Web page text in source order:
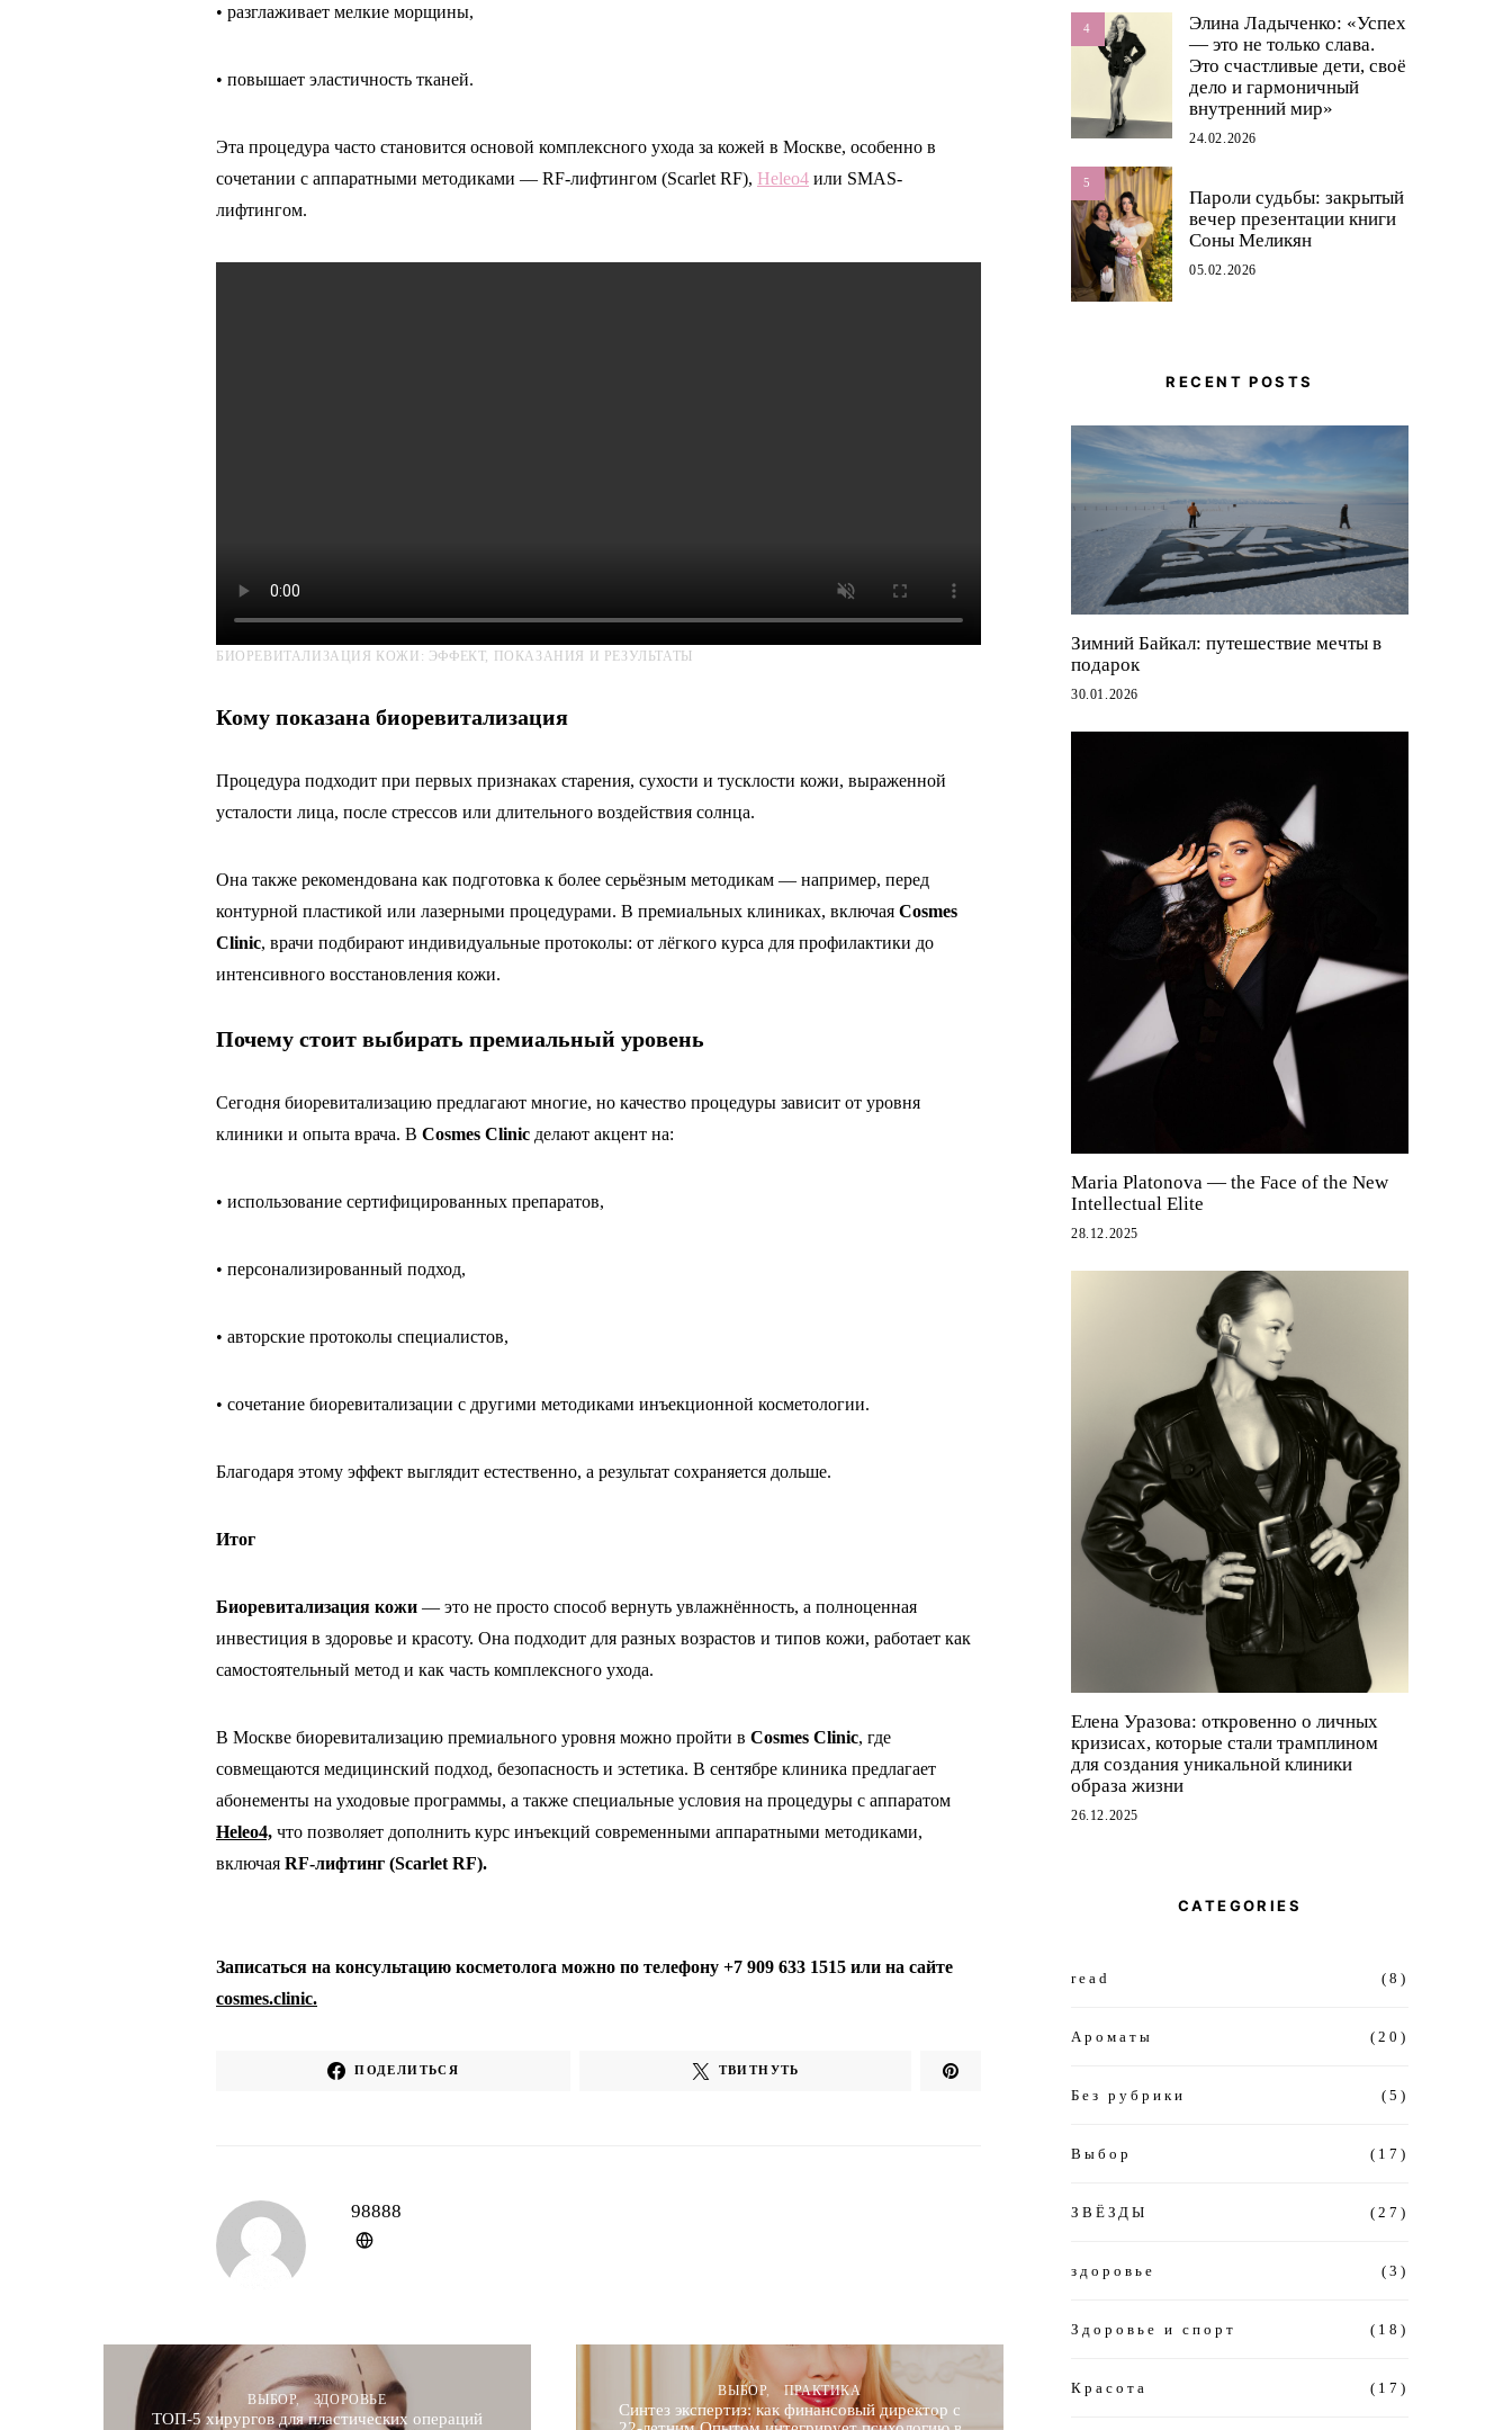
• разглаживает мелкие морщины,
• повышает эластичность тканей.
Эта процедура часто становится основой комплексного ухода за кожей в Москве, особенно в
сочетании с аппаратными методиками — RF-лифтингом (Scarlet RF), Heleo4 или SMAS-
лифтингом.
БИОРЕВИТАЛИЗАЦИЯ КОЖИ: ЭФФЕКТ, ПОКАЗАНИЯ И РЕЗУЛЬТАТЫ
Кому показана биоревитализация
Процедура подходит при первых признаках старения, сухости и тусклости кожи, выраженной
усталости лица, после стрессов или длительного воздействия солнца.
Она также рекомендована как подготовка к более серьёзным методикам — например, перед
контурной пластикой или лазерными процедурами. В премиальных клиниках, включая Cosmes
Clinic, врачи подбирают индивидуальные протоколы: от лёгкого курса для профилактики до
интенсивного восстановления кожи.
Почему стоит выбирать премиальный уровень
Сегодня биоревитализацию предлагают многие, но качество процедуры зависит от уровня
клиники и опыта врача. В Cosmes Clinic делают акцент на:
• использование сертифицированных препаратов,
• персонализированный подход,
• авторские протоколы специалистов,
• сочетание биоревитализации с другими методиками инъекционной косметологии.
Благодаря этому эффект выглядит естественно, а результат сохраняется дольше.
Итог
Биоревитализация кожи — это не просто способ вернуть увлажнённость, а полноценная
инвестиция в здоровье и красоту. Она подходит для разных возрастов и типов кожи, работает как
самостоятельный метод и как часть комплексного ухода.
В Москве биоревитализацию премиального уровня можно пройти в Cosmes Clinic, где
совмещаются медицинский подход, безопасность и эстетика. В сентябре клиника предлагает
абонементы на уходовые программы, а также специальные условия на процедуры с аппаратом
Heleo4, что позволяет дополнить курс инъекций современными аппаратными методиками,
включая RF-лифтинг (Scarlet RF).
Записаться на консультацию косметолога можно по телефону +7 909 633 1515 или на сайте
cosmes.clinic.
ПОДЕЛИТЬСЯ ТВИТНУТЬ
98888
ВЫБОР ЗДОРОВЬЕ
ТОП-5 хирургов для пластических операций
ВЫБОР ПРАКТИКА
Синтез экспертиз: как финансовый директор с
4
Элина Ладыченко: «Успех
— это не только слава.
Это счастливые дети, своё
дело и гармоничный
внутренний мир»
24.02.2026
5
Пароли судьбы: закрытый
вечер презентации книги
Соны Меликян
05.02.2026
RECENT POSTS
Зимний Байкал: путешествие мечты в
подарок
30.01.2026
Maria Platonova — the Face of the New
Intellectual Elite
28.12.2025
Елена Уразова: откровенно о личных
кризисах, которые стали трамплином
для создания уникальной клиники
образа жизни
26.12.2025
CATEGORIES
read (8)
Ароматы (20)
Без рубрики (5)
Выбор (17)
ЗВЁЗДЫ (27)
здоровье (3)
Здоровье и спорт (18)
Красота (17)